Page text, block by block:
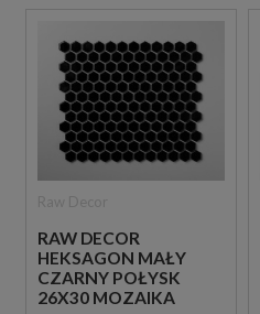
RAW DECOR
HEKSAGON MAŁY
CZARNY POŁYSK
26X30 MOZAIKA